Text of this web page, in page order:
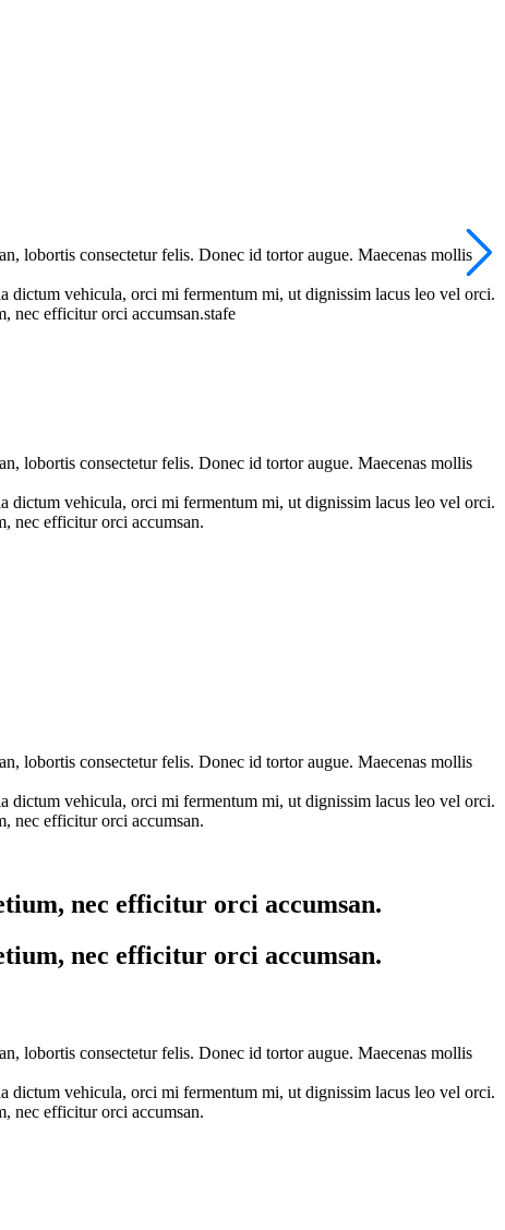
lobortis consectetur felis. Donec id tortor augue. Maecenas mollis
dictum vehicula, orci mi fermentum mi, ut dignissim lacus leo vel orci.
nec efficitur orci accumsan.stafe
lobortis consectetur felis. Donec id tortor augue. Maecenas mollis
dictum vehicula, orci mi fermentum mi, ut dignissim lacus leo vel orci.
nec efficitur orci accumsan.
lobortis consectetur felis. Donec id tortor augue. Maecenas mollis
dictum vehicula, orci mi fermentum mi, ut dignissim lacus leo vel orci.
nec efficitur orci accumsan.
nec efficitur orci accumsan.
nec efficitur orci accumsan.
lobortis consectetur felis. Donec id tortor augue. Maecenas mollis
dictum vehicula, orci mi fermentum mi, ut dignissim lacus leo vel orci.
nec efficitur orci accumsan.